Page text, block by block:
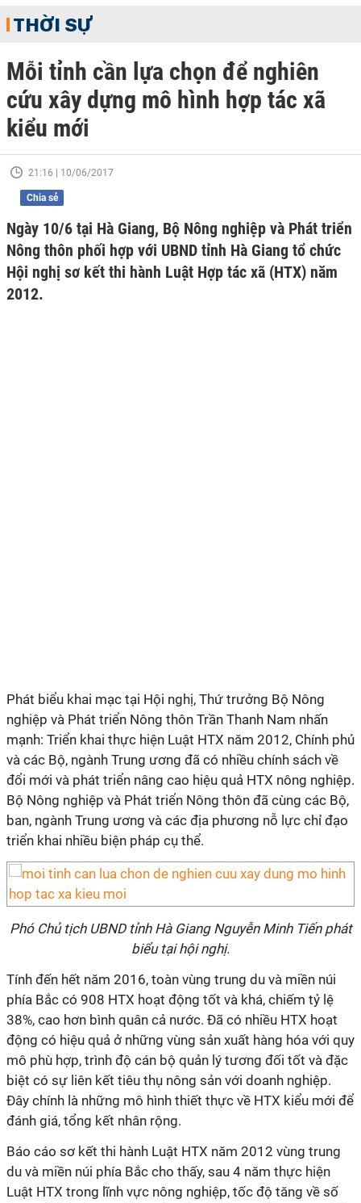
THỜI SỰ
Mỗi tỉnh cần lựa chọn để nghiên
cứu xây dựng mô hình hợp tác xã
kiểu mới
21:16 | 10/06/2017
Chia sẻ
Ngày 10/6 tại Hà Giang, Bộ Nông nghiệp và Phát triển
Nông thôn phối hợp với UBND tỉnh Hà Giang tổ chức
Hội nghị sơ kết thi hành Luật Hợp tác xã (HTX) năm
2012.
Phát biểu khai mạc tại Hội nghị, Thứ trưởng Bộ Nông
nghiệp và Phát triển Nông thôn Trần Thanh Nam nhấn
mạnh: Triển khai thực hiện Luật HTX năm 2012, Chính phủ
và các Bộ, ngành Trung ương đã có nhiều chính sách về
đổi mới và phát triển nâng cao hiệu quả HTX nông nghiệp.
Bộ Nông nghiệp và Phát triển Nông thôn đã cùng các Bộ,
ban, ngành Trung ương và các địa phương nỗ lực chỉ đạo
triển khai nhiều biện pháp cụ thể.
Phó Chủ tịch UBND tỉnh Hà Giang Nguyễn Minh Tiến phát
biểu tại hội nghị.
Tính đến hết năm 2016, toàn vùng trung du và miền núi
phía Bắc có 908 HTX hoạt động tốt và khá, chiếm tỷ lệ
38%, cao hơn bình quân cả nước. Đã có nhiều HTX hoạt
động có hiệu quả ở những vùng sản xuất hàng hóa với quy
mô phù hợp, trình độ cán bộ quản lý tương đối tốt và đặc
biệt có sự liên kết tiêu thụ nông sản với doanh nghiệp.
Đây chính là những mô hình thiết thực về HTX kiểu mới để
đánh giá, tổng kết nhân rộng.
Báo cáo sơ kết thi hành Luật HTX năm 2012 vùng trung
du và miền núi phía Bắc cho thấy, sau 4 năm thực hiện
Luật HTX trong lĩnh vực nông nghiệp, tốc độ tăng về số